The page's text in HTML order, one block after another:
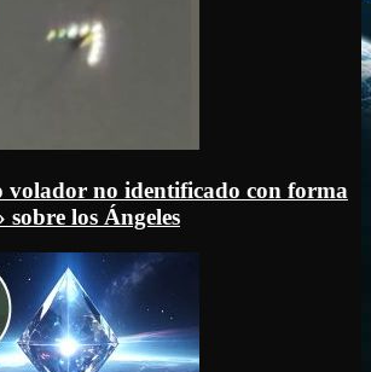
volador no identificado con forma
sobre los Ángeles